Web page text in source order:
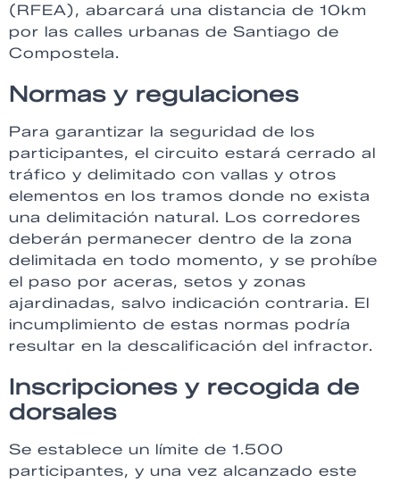
(RFEA), abarcará una distancia de 10km
por las calles urbanas de Santiago de
Compostela.
Normas y regulaciones
Para garantizar la seguridad de los
participantes, el circuito estará cerrado al
tráfico y delimitado con vallas y otros
elementos en los tramos donde no exista
una delimitación natural. Los corredores
deberán permanecer dentro de la zona
delimitada en todo momento, y se prohíbe
el paso por aceras, setos y zonas
ajardinadas, salvo indicación contraria. El
incumplimiento de estas normas podría
resultar en la descalificación del infractor.
Inscripciones y recogida de
dorsales
Se establece un límite de 1.500
participantes, y una vez alcanzado este